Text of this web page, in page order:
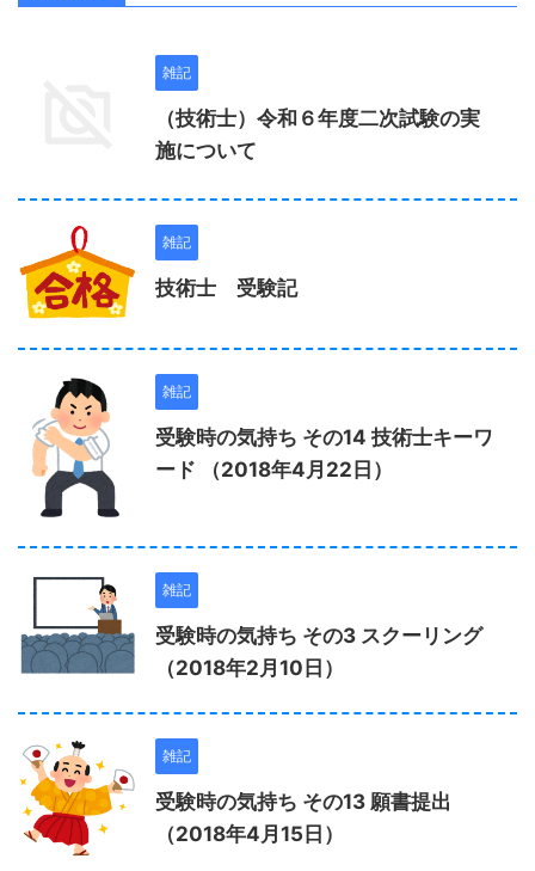
雑記
（技術士）令和６年度二次試験の実
施について
雑記
技術士 受験記
雑記
受験時の気持ち その14 技術士キーワ
ード （2018年4月22日）
雑記
受験時の気持ち その3 スクーリング
（2018年2月10日）
雑記
受験時の気持ち その13 願書提出
（2018年4月15日）